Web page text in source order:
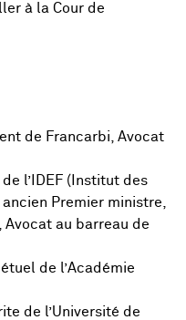
à la Cour de
de Francarbi, Avocat
l’IDEF (Institut des
Premier ministre,
au barreau de
de l’Académie
de l’Université de